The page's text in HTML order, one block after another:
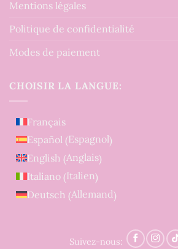
Mentions légales
Politique de confidentialité
Modes de paiement
CHOISIR LA LANGUE:
Français
Español (Espagnol)
English (Anglais)
Italiano (Italien)
Deutsch (Allemand)
Suivez-nous: